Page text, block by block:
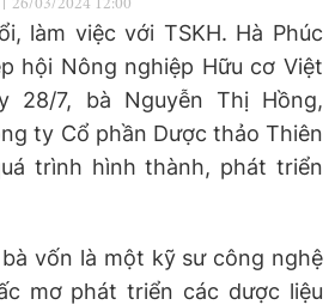
26/03/2024 12:00
làm việc với TSKH. Hà Phúc
hội Nông nghiệp Hữu cơ Việt
28/7, bà Nguyễn Thị Hồng,
ty Cổ phần Dược thảo Thiên
trình hình thành, phát triển
vốn là một kỹ sư công nghệ
mơ phát triển các dược liệu